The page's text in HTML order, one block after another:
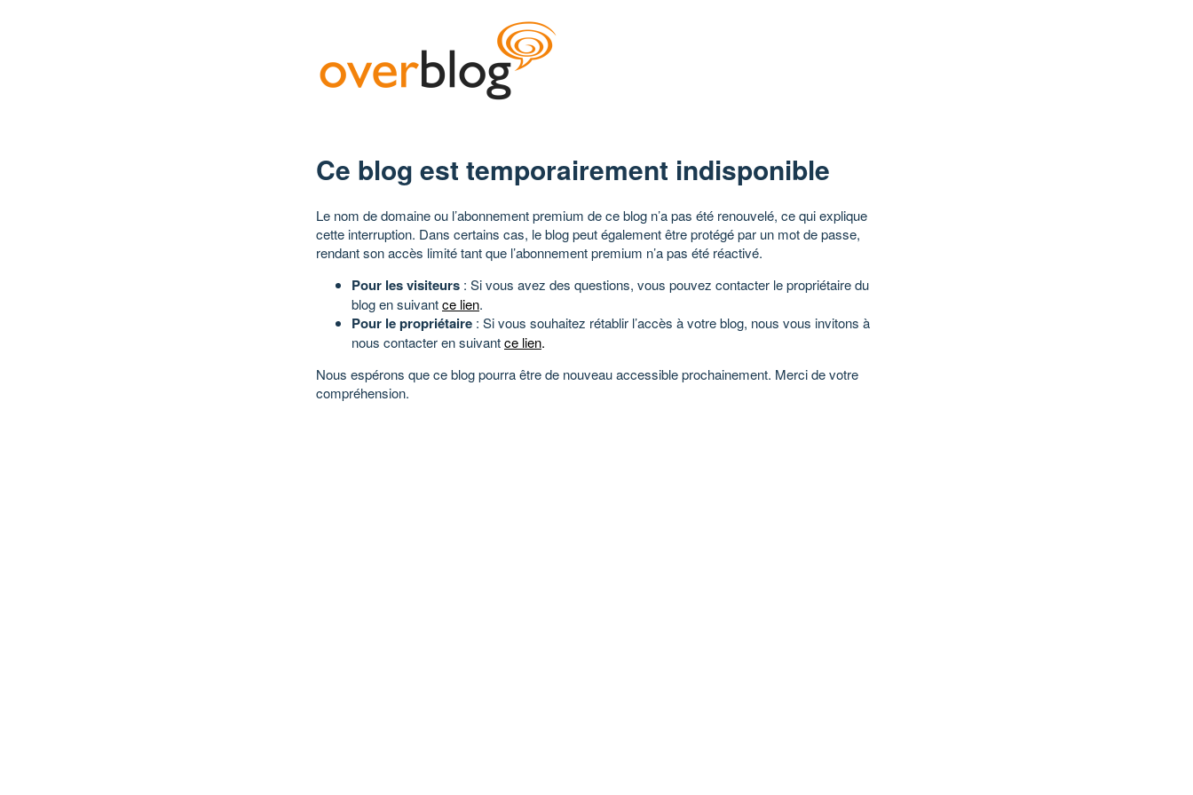
Ce blog est temporairement indisponible
Le nom de domaine ou l’abonnement premium de ce blog n’a pas été renouvelé, ce qui explique
cette interruption. Dans certains cas, le blog peut également être protégé par un mot de passe,
rendant son accès limité tant que l’abonnement premium n’a pas été réactivé.
Pour les visiteurs : Si vous avez des questions, vous pouvez contacter le propriétaire du
blog en suivantce lien.
Pour le propriétaire : Si vous souhaitez rétablir l’accès à votre blog, nous vous invitons à
nous contacter en suivantce lien.
Nous espérons que ce blog pourra être de nouveau accessible prochainement. Merci de votre
compréhension.